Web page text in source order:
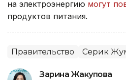
на электроэнергию могут
продуктов питания.
Правительство Серик
Зарина Жакупова